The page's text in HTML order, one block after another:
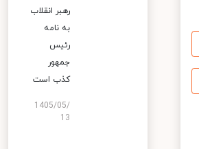
رهبر انقلاب
به نامه
رئیس
جمهور
کذب است
1405/05/
13